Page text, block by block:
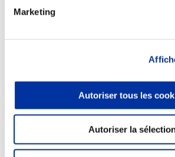
Marketing
Autoriser tous les
Autoriser la
Juste rémunération et attractivité
Info-veille scientifique
Sources d’information
Accords